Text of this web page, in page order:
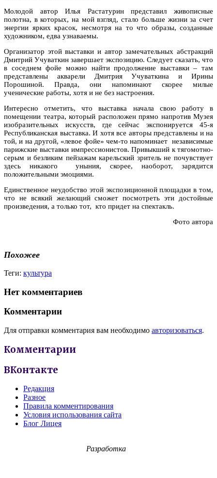
Молодой автор Илья Растатурин представил живописные
полотна, в которых, на мой взгляд, стало больше жизни за счет
энергии ярких красок, несмотря на то что образы, созданные
художником, едва узнаваемы.
Организатор этой выставки и автор замечательных абстракций
Дмитрий Учуваткин завершает экспозицию. Следует сказать, что
в соседнем фойе можно найти продолжение выставки – там
представлены акварели Дмитрия Учуваткина и Ирины
Порошиной. Правда, они напоминают скорее милые
ученические работы, хотя и не без настроения.
Интересно отметить, что выставка начала свою работу в
помещении театра, который расположен прямо напротив Музея
изобразительных искусств, где сейчас экспонируется 45-я
Республиканская выставка. И хотя все авторы представлены и на
той, и на другой, «левое фойе» чем-то напоминает независимые
парижские выставки импрессионистов. Привыкший к тягомотно-
серым и безликим пейзажам карельский зритель не почувствует
здесь никакого уныния, скорее, наоборот, зарядится
положительными эмоциями.
Единственное неудобство этой экспозиционной площадки в том,
что не всякий желающий сможет посмотреть эти достойные
произведения, а только тот, кто придет на спектакль.
Фото автора
Похожее
Теги: культура
Нет комментариев
Комментарии
Для отправки комментария вам необходимо авторизоваться.
Комментарии
ВКонтакте
Редакция
Разное
Правила комментирования
Условия использования сайта
Блог Лицея
Разработка